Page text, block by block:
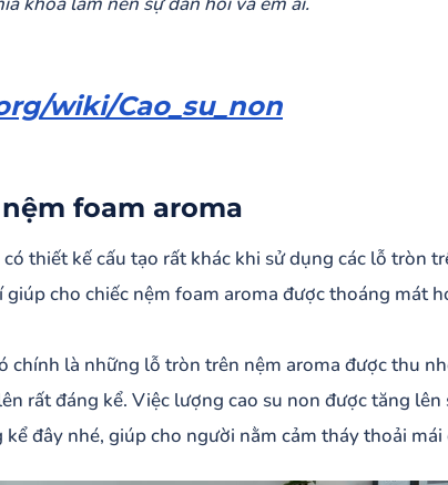
wiki/Cao_su_non
foam aroma
thiết kế cấu tạo rất khác khi sử dụng các lỗ tròn
cho chiếc nệm foam aroma được thoáng mát
chính là những lỗ tròn trên nệm aroma được thu
rất đáng kể. Việc lượng cao su non được tăng lên
đây nhé, giúp cho người nằm cảm tháy thoải mái